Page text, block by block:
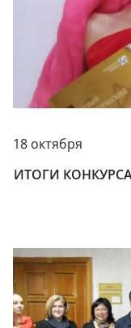
18 октября
ИТОГИ